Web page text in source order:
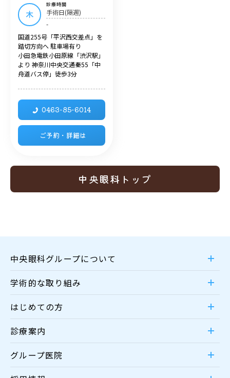
木
診療時間
手術日(隔週)
-
国道255号「平沢西交差点」を
踏切方向へ 駐車場有り
小田急電鉄小田原線「渋沢駅」
より 神奈川中央交通秦55「中
舟道バス停」徒歩3分
0463-85-6014
ご予約・詳細は
中央眼科トップ
中央眼科グループについて
学術的な取り組み
はじめての方
診療案内
グループ医院